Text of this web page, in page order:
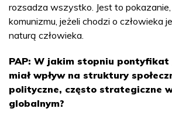
rozsadza wszystko. Jest to pokazanie,
komunizmu, jeżeli chodzi o człowieka
naturą człowieka.
PAP: W jakim stopniu pontyfikat
miał wpływ na struktury
polityczne, często strategiczne
globalnym?